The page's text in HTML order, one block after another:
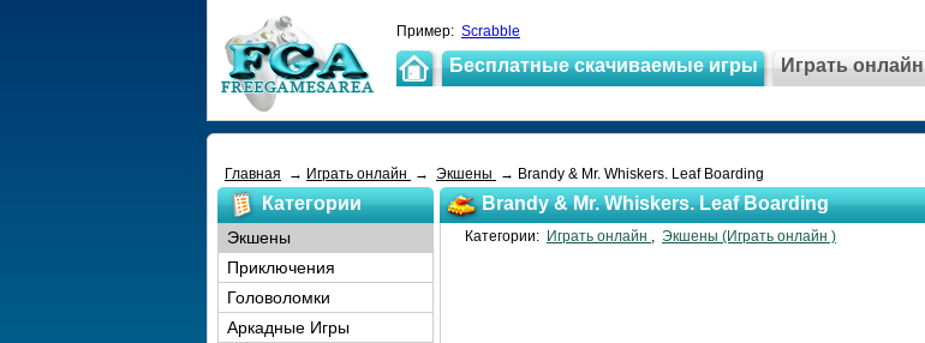
Пример: Scrabble
Бесплатные скачиваемые игры Играть онлайн
Главная → Играть онлайн → Экшены → Brandy & Mr. Whiskers. Leaf Boarding
Brandy & Mr. Whiskers. Leaf Boarding
Категории: Играть онлайн , Экшены (Играть онлайн )
Категории
Экшены
Приключения
Головоломки
Аркадные Игры